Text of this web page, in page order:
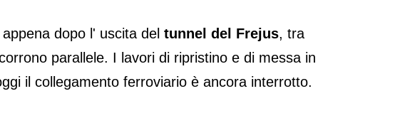
dopo l' uscita del tunnel del Frejus, tra
parallele. I lavori di ripristino e di messa in
il collegamento ferroviario è ancora interrotto.